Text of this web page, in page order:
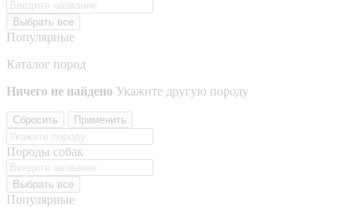
Выбрать все
Популярные
Каталог пород
Ничего не найдено Укажите другую породу
Сбросить Применить
Породы собак
Выбрать все
Популярные